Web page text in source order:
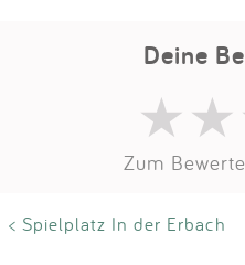
Deine
Zum
< Spielplatz In der Erbach